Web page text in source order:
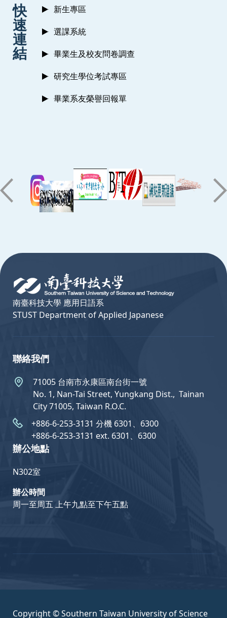
快
速
連
結
新生專區
選課系統
畢業生及校友問卷調查
研究生學位考試專區
畢業系友榮譽回報單
南臺科技大學 應用日語系
STUST Department of Applied Japanese
聯絡我們
71005 台南市永康區南台街一號
No. 1, Nan-Tai Street, Yungkang Dist.,  Tainan
City 71005, Taiwan R.O.C.
+886-6-253-3131 分機 6301、6300
+886-6-253-3131 ext. 6301、6300
辦公地點
N302室
辦公時間
周一至周五 上午九點至下午五點
Copyright © Southern Taiwan University of Science